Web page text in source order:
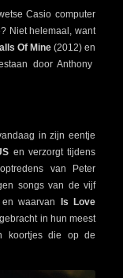
Casio computer
Niet helemaal, want
Of Mine(2012) en
door Anthony
in zijn eentje
en verzorgt tijdens
van Peter
songs van de vijf
waarvan
Is Love
in hun meest
koortjes die op de